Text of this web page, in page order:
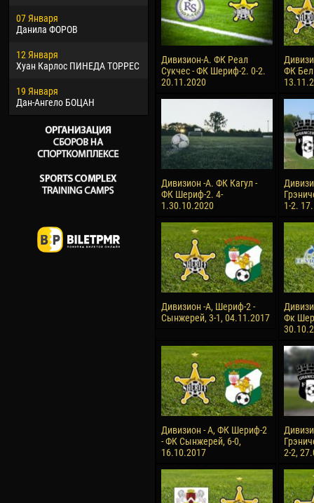
07 Января
Данила ФОРОВ
12 Января
Хуан Карлос ПИНЕДА ТОРРЕС
19 Января
Дан-Ангело БОЦАН
22 Марта
Самба КОНЕ
26 Марта
Витор Уго Морайс де
ОЛИВЕЙРА
Раи ЛОПЕС ДЕ ОЛИВЕЙРА
28
10
15
Дивизион-А. ФК Реал
Сукчес - ФК Шериф-2. 0-2.
20.11.2020
ФК
Дивизион -А. ФК Кагул -
ФК Шериф-2. 4-
1.30.10.2020
1-2.
Дивизион -А, Шериф-2 -
Сынжерей, 3-1, 04.11.2017
Фк
Дивизион - А, ФК Шериф-2
- ФК Сынжерей, 6-0,
16.10.2017
2-2,